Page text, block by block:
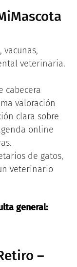
veterinaria.
cabecera
valoración
clara sobre
online
de gatos,
veterinario
general:
–